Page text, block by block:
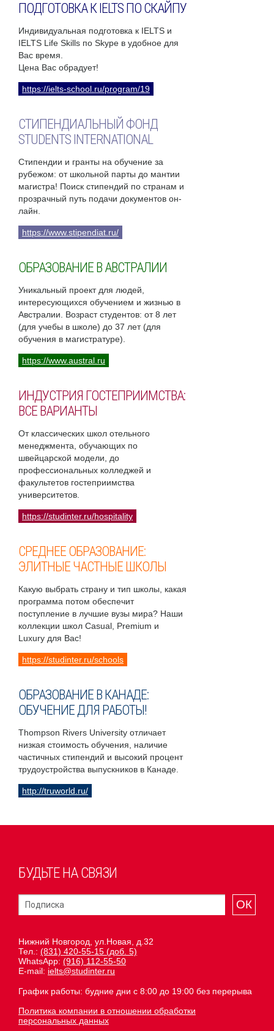
ПОДГОТОВКА К IELTS ПО СКАЙПУ
Индивидуальная подготовка к IELTS и
IELTS Life Skills по Skype в удобное для
Вас время.
Цена Вас обрадует!
https://ielts-school.ru/program/19
СТИПЕНДИАЛЬНЫЙ ФОНД
STUDENTS INTERNATIONAL
Стипендии и гранты на обучение за
рубежом: от школьной парты до мантии
магистра! Поиск стипендий по странам и
прозрачный путь подачи документов он-
лайн.
https://www.stipendiat.ru/
ОБРАЗОВАНИЕ В АВСТРАЛИИ
Уникальный проект для людей,
интересующихся обучением и жизнью в
Австралии. Возраст студентов: от 8 лет
(для учебы в школе) до 37 лет (для
обучения в магистратуре).
https://www.austral.ru
ИНДУСТРИЯ ГОСТЕПРИИМСТВА:
ВСЕ ВАРИАНТЫ
От классических школ отельного
менеджмента, обучающих по
швейцарской модели, до
профессиональных колледжей и
факультетов гостеприимства
университетов.
https://studinter.ru/hospitality
СРЕДНЕЕ ОБРАЗОВАНИЕ:
ЭЛИТНЫЕ ЧАСТНЫЕ ШКОЛЫ
Какую выбрать страну и тип школы, какая
программа потом обеспечит
поступление в лучшие вузы мира? Наши
коллекции школ Casual, Premium и
Luxury для Вас!
https://studinter.ru/schools
ОБРАЗОВАНИЕ В КАНАДЕ:
ОБУЧЕНИЕ ДЛЯ РАБОТЫ!
Thompson Rivers University отличает
низкая стоимость обучения, наличие
частичных стипендий и высокий процент
трудоустройства выпускников в Канаде.
http://truworld.ru/
БУДЬТЕ НА СВЯЗИ
ОК
Нижний Новгород, ул.Новая, д.32
Тел.: (831) 420-55-15 (доб. 5)
WhatsApp: (916) 112-55-50
E-mail: ielts@studinter.ru
График работы: будние дни с 8:00 до 19:00 без перерыва
Политика компании в отношении обработки
персональных данных